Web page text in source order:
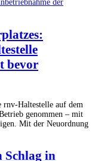
bevor
rnv-Haltestelle auf dem
genommen – mit
Mit der Neuordnung
Schlag in